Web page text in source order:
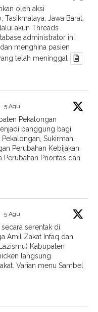
oleh aksi
Tasikmalaya, Jawa Barat,
akun Threads
administrator ini
menghina pasien
telah meninggal
5 Agu
Pekalongan
panggung bagi
Sukirman,
Perubahan Kebijakan
Perubahan Prioritas dan
5 Agu
serentak di
Amil Zakat Infaq dan
Kabupaten
langsung
Varian menu Sambel